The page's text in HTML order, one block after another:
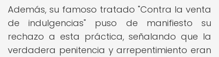
Además, su famoso tratado "Contra la venta
de indulgencias" puso de manifiesto su
rechazo a esta práctica, señalando que la
verdadera penitencia y arrepentimiento eran